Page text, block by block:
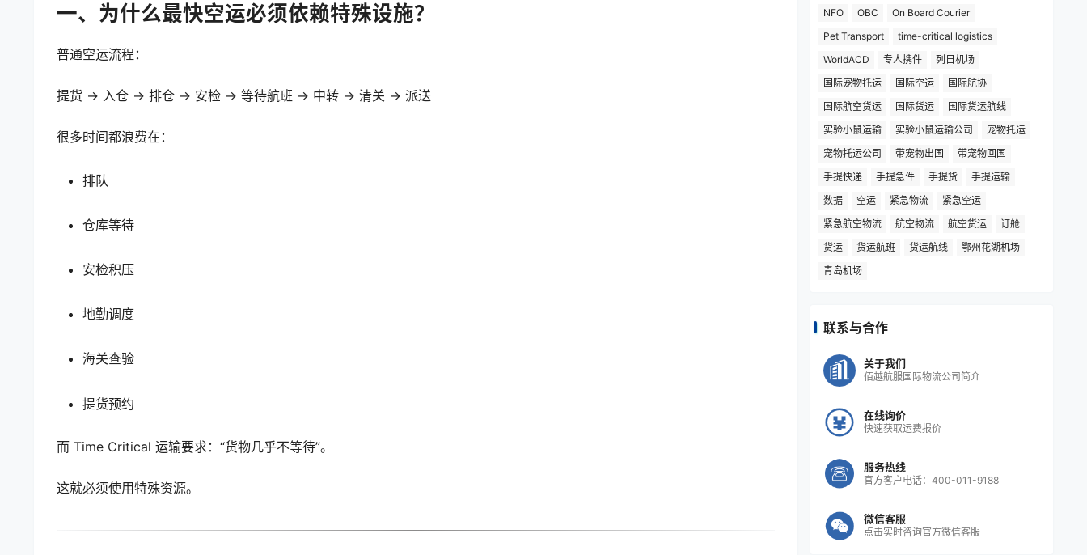
一、为什么最快空运必须依赖特殊设施？
普通空运流程：
提货 → 入仓 → 排仓 → 安检 → 等待航班 → 中转 → 清关 → 派送
很多时间都浪费在：
排队
仓库等待
安检积压
地勤调度
海关查验
提货预约
而 Time Critical 运输要求：“货物几乎不等待”。
这就必须使用特殊资源。
NFO
OBC
On Board Courier
Pet Transport
time-critical logistics
WorldACD
专人携件
列日机场
国际宠物托运
国际空运
国际航协
国际航空货运
国际货运
国际货运航线
实验小鼠运输
实验小鼠运输公司
宠物托运
宠物托运公司
带宠物出国
带宠物回国
手提快递
手提急件 手提货
手提运输
数据
空运 紧急物流
紧急空运
紧急航空物流
航空物流 航空货运
订舱
货运
货运航班 货运航线
鄂州花湖机场
青岛机场
联系与合作
关于我们
佰越航服国际物流公司简介
在线询价
快速获取运费报价
服务热线
官方客户电话：400-011-9188
微信客服
点击实时咨询官方微信客服